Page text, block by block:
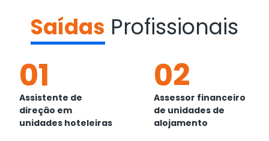
Saídas Profissionais
01
Assistente de
direção em
unidades hoteleiras
02
Assessor financeiro
de unidades de
alojamento